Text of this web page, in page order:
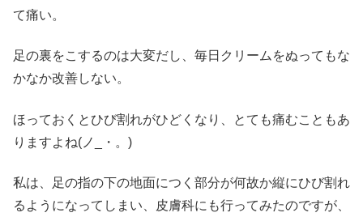
て痛い。
足の裏をこするのは大変だし、毎日クリームをぬってもな
かなか改善しない。
ほっておくとひび割れがひどくなり、とても痛むこともあ
りますよね(ノ_・。)
私は、足の指の下の地面につく部分が何故か縦にひび割れ
るようになってしまい、皮膚科にも行ってみたのですが、